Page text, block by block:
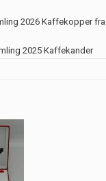
2026 Kaffekopper fra
2025 Kaffekander